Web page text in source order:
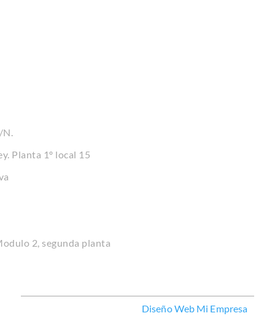
N.
Planta 1º local 15
2, segunda planta
Diseño Web Mi Empresa